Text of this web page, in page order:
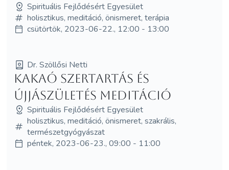
Spirituális Fejlődésért Egyesület
holisztikus, meditáció, önismeret, terápia
csütörtök, 2023-06-22., 12:00 - 13:00
Dr. Szöllősi Netti
Kakaó Szertartás és
újjászületés meditáció
Spirituális Fejlődésért Egyesület
holisztikus, meditáció, önismeret, szakrális,
természetgyógyászat
péntek, 2023-06-23., 09:00 - 11:00